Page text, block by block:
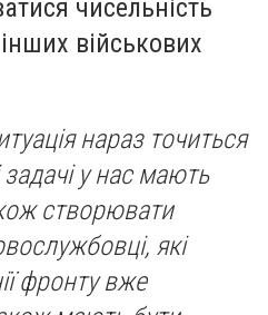
чисельність
військових
нараз точиться
задачі у нас мають
створювати
які
фронту вже